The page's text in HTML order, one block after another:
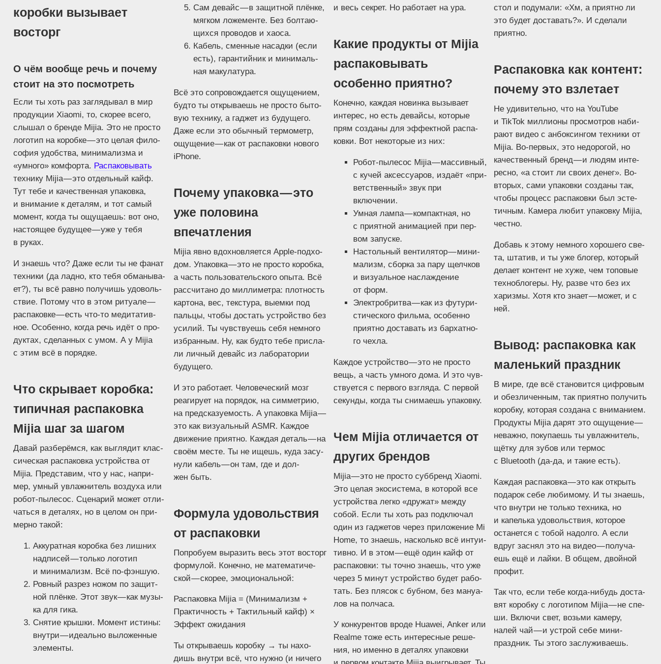
коробки вызывает
восторг
О чём вообще речь и почему
стоит на это посмотреть
Если ты хоть раз загля­ды­вал в мир
про­дук­ции Xiaomi, то, ско­рее все­го,
слы­шал о брен­де Mijia. Это не про­сто
лого­тип на короб­ке — это целая фило­
со­фия удоб­ства, мини­ма­лиз­ма и
«умно­го» ком­фор­та. Рас­па­ко­вы­вать
тех­ни­ку Mijia — это отдель­ный кайф.
Тут тебе и каче­ствен­ная упа­ков­ка,
и вни­ма­ние к дета­лям, и тот самый
момент, когда ты ощу­ща­ешь: вот оно,
насто­я­щее буду­щее — уже у тебя
в руках.
И зна­ешь что? Даже если ты не фанат
тех­ни­ки (да лад­но, кто тебя обма­ны­ва­
ет?), ты всё рав­но полу­чишь удо­воль­
ствие. Пото­му что в этом ритуа­ле —
рас­па­ков­ке — есть что-то меди­та­тив­
ное. Осо­бен­но, когда речь идёт о про­
дук­тах, сде­лан­ных с умом. А у Mijia
с этим всё в порядке.
Что скрывает коробка:
типичная распаковка
Mijia шаг за шагом
Давай раз­бе­рём­ся, как выгля­дит клас­
си­че­ская рас­па­ков­ка устрой­ства от
Mijia. Пред­ста­вим, что у нас, напри­
мер, умный увлаж­ни­тель воз­ду­ха или
робот-пыле­сос. Сце­на­рий может отли­
чать­ся в дета­лях, но в целом он при­
мер­но такой:
Акку­рат­ная короб­ка без лиш­них
над­пи­сей — толь­ко лого­тип
и мини­ма­лизм. Всё по-фэншую.
Ров­ный раз­рез ножом по защит­
ной плён­ке. Этот звук — как музы­
ка для гика.
Сня­тие крыш­ки. Момент исти­ны:
внут­ри — иде­аль­но выло­жен­ные
элементы.
Сам девайс — в защит­ной плён­ке,
мяг­ком ложе­мен­те. Без бол­та­ю­
щих­ся про­во­дов и хаоса.
Кабель, смен­ные насад­ки (если
есть), гаран­тий­ник и мини­маль­
ная макулатура.
Всё это сопро­вож­да­ет­ся ощу­ще­ни­ем,
буд­то ты откры­ва­ешь не про­сто быто­
вую тех­ни­ку, а гад­жет из буду­ще­го.
Даже если это обыч­ный тер­мо­метр,
ощу­ще­ние — как от рас­па­ков­ки ново­го
iPhone.
Почему упаковка — это
уже половина
впечатления
Mijia явно вдох­нов­ля­ет­ся Apple-под­хо­
дом. Упа­ков­ка — это не про­сто короб­ка,
а часть поль­зо­ва­тель­ско­го опы­та. Всё
рас­счи­та­но до мил­ли­мет­ра: плот­ность
кар­то­на, вес, тек­сту­ра, выем­ки под
паль­цы, что­бы достать устрой­ство без
уси­лий. Ты чув­ству­ешь себя немно­го
избран­ным. Ну, как буд­то тебе при­сла­
ли лич­ный девайс из лабо­ра­то­рии
будущего.
И это рабо­та­ет. Чело­ве­че­ский мозг
реа­ги­ру­ет на поря­док, на сим­мет­рию,
на пред­ска­зу­е­мость. А упа­ков­ка Mijia —
это как визу­аль­ный ASMR. Каж­дое
дви­же­ние при­ят­но. Каж­дая деталь — на
сво­ём месте. Ты не ищешь, куда засу­
ну­ли кабель — он там, где и дол­
жен быть.
Формула удовольствия
от распаковки
Попро­бу­ем выра­зить весь этот вос­торг
фор­му­лой. Конеч­но, не мате­ма­ти­че­
ской — ско­рее, эмоциональной:
Рас­па­ков­ка Mijia = (Мини­ма­лизм +
Прак­тич­ность + Так­тиль­ный кайф) ×
Эффект ожидания
Ты откры­ва­ешь короб­ку → ты нахо­
дишь внут­ри всё, что нуж­но (и ниче­го
и весь сек­рет. Но рабо­та­ет на ура.
Какие продукты от Mijia
распаковывать
особенно приятно?
Конеч­но, каж­дая новин­ка вызы­ва­ет
инте­рес, но есть девай­сы, кото­рые
прям созда­ны для эффект­ной рас­па­
ков­ки. Вот неко­то­рые из них:
Робот-пыле­сос Mijia — мас­сив­ный,
с кучей аксес­су­а­ров, изда­ёт «при­
вет­ствен­ный» звук при
включении.
Умная лам­па — ком­пакт­ная, но
с при­ят­ной ани­ма­ци­ей при пер­
вом запуске.
Настоль­ный вен­ти­ля­тор — мини­
ма­лизм, сбор­ка за пару щелч­ков
и визу­аль­ное насла­жде­ние
от форм.
Элек­тро­брит­ва — как из футу­ри­
сти­че­ско­го филь­ма, осо­бен­но
при­ят­но доста­вать из бар­хат­но­
го чехла.
Каж­дое устрой­ство — это не про­сто
вещь, а часть умно­го дома. И это чув­
ству­ет­ся с пер­во­го взгля­да. С пер­вой
секун­ды, когда ты сни­ма­ешь упаковку.
Чем Mijia отличается от
других брендов
Mijia — это не про­сто суб­бренд Xiaomi.
Это целая эко­си­сте­ма, в кото­рой все
устрой­ства лег­ко «дру­жат» меж­ду
собой. Если ты хоть раз под­клю­чал
один из гад­же­тов через при­ло­же­ние Mi
Home, то зна­ешь, насколь­ко всё инту­и­
тив­но. И в этом — ещё один кайф от
рас­па­ков­ки: ты точ­но зна­ешь, что уже
через 5 минут устрой­ство будет рабо­
тать. Без пля­сок с буб­ном, без ману­а­
лов на полчаса.
У кон­ку­рен­тов вро­де Huawei, Anker или
Realme тоже есть инте­рес­ные реше­
ния, но имен­но в дета­лях упа­ков­ки
стол и поду­ма­ли: «Хм, а при­ят­но ли
это будет доста­вать?». И сде­ла­ли
приятно.
Распаковка как контент:
почему это взлетает
Не уди­ви­тель­но, что на YouTube
и TikTok мил­ли­о­ны про­смот­ров наби­
ра­ют видео с анбок­син­гом тех­ни­ки от
Mijia. Во-пер­вых, это недо­ро­гой, но
каче­ствен­ный бренд — и людям инте­
рес­но, «а сто­ит ли сво­их денег». Во-
вто­рых, сами упа­ков­ки созда­ны так,
что­бы про­цесс рас­па­ков­ки был эсте­
тич­ным. Каме­ра любит упа­ков­ку Mijia,
честно.
Добавь к это­му немно­го хоро­ше­го све­
та, шта­тив, и ты уже бло­гер, кото­рый
дела­ет кон­тент не хуже, чем топо­вые
тех­нобло­ге­ры. Ну, раз­ве что без их
хариз­мы. Хотя кто зна­ет — может, и с
ней.
Вывод: распаковка как
маленький праздник
В мире, где всё ста­но­вит­ся циф­ро­вым
и обез­ли­чен­ным, так при­ят­но полу­чить
короб­ку, кото­рая созда­на с вни­ма­ни­ем.
Про­дук­ты Mijia дарят это ощу­ще­ние —
неваж­но, поку­па­ешь ты увлаж­ни­тель,
щёт­ку для зубов или тер­мос
с Bluetooth (да-да, и такие есть).
Каж­дая рас­па­ков­ка — это как открыть
пода­рок себе люби­мо­му. И ты зна­ешь,
что внут­ри не толь­ко тех­ни­ка, но
и капель­ка удо­воль­ствия, кото­рое
оста­нет­ся с тобой надол­го. А если
вдруг заснял это на видео — полу­ча­
ешь ещё и лай­ки. В общем, двой­ной
профит.
Так что, если тебе когда-нибудь доста­
вят короб­ку с лого­ти­пом Mijia — не спе­
ши. Вклю­чи свет, возь­ми каме­ру,
налей чай — и устрой себе мини-
празд­ник. Ты это­го заслуживаешь.